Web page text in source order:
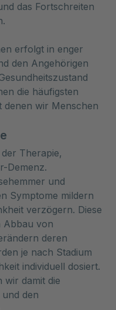
das Fortschreiten
erfolgt in enger
den Angehörigen
die häufigsten
denen wir Menschen
Therapie,
Demenz.
und
Symptome mildern
verzögern. Diese
Abbau von
deren
je nach Stadium
individuell dosiert.
wir damit die
den